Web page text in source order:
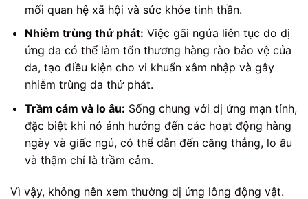
mối quan hệ xã hội và sức khỏe tinh thần.
Nhiễm trùng thứ phát: Việc gãi ngứa liên tục do dị
ứng da có thể làm tổn thương hàng rào bảo vệ của
da, tạo điều kiện cho vi khuẩn xâm nhập và gây
nhiễm trùng da thứ phát.
Trầm cảm và lo âu: Sống chung với dị ứng mạn tính,
đặc biệt khi nó ảnh hưởng đến các hoạt động hàng
ngày và giấc ngủ, có thể dẫn đến căng thẳng, lo âu
và thậm chí là trầm cảm.
Vì vậy, không nên xem thường dị ứng lông động vật.